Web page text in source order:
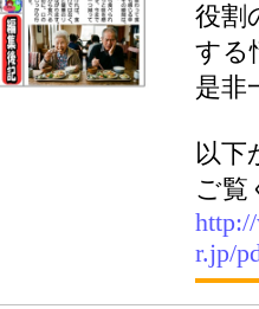
役割
する
是非
以下
ご覧
r.jp/